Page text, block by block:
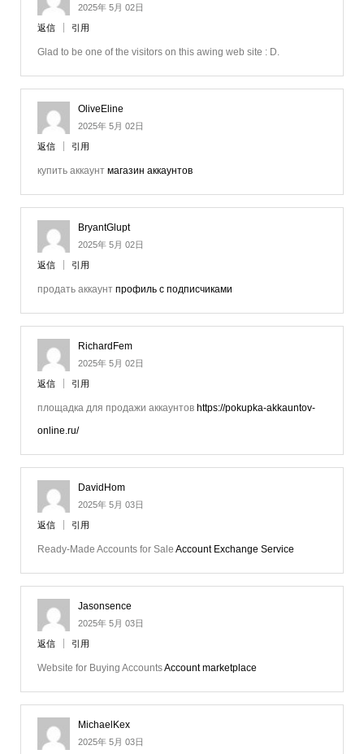
2025年 5月 02日
返信 引用
Glad to be one of the visitors on this awing web site : D.
OliveEline
2025年 5月 02日
返信 引用
купить аккаунт магазин аккаунтов
BryantGlupt
2025年 5月 02日
返信 引用
продать аккаунт профиль с подписчиками
RichardFem
2025年 5月 02日
返信 引用
площадка для продажи аккаунтов https://pokupka-akkauntov-
online.ru/
DavidHom
2025年 5月 03日
返信 引用
Ready-Made Accounts for Sale Account Exchange Service
Jasonsence
2025年 5月 03日
返信 引用
Website for Buying AccountsAccount marketplace
MichaelKex
2025年 5月 03日